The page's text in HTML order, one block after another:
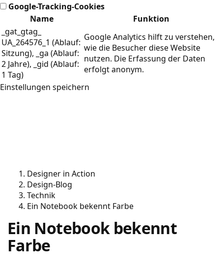
Google-Tracking-Cookies
Name
Funktion
_gat_gtag_
UA_264576_1 (Ablauf:
Sitzung), _ga (Ablauf:
2 Jahre), _gid (Ablauf:
1 Tag)
Google Analytics hilft zu verstehen,
wie die Besucher diese Website
nutzen. Die Erfassung der Daten
erfolgt anonym.
Einstellungen speichern
Designer in Action
Design-Blog
Technik
Ein Notebook bekennt Farbe
Ein Notebook bekennt
Farbe